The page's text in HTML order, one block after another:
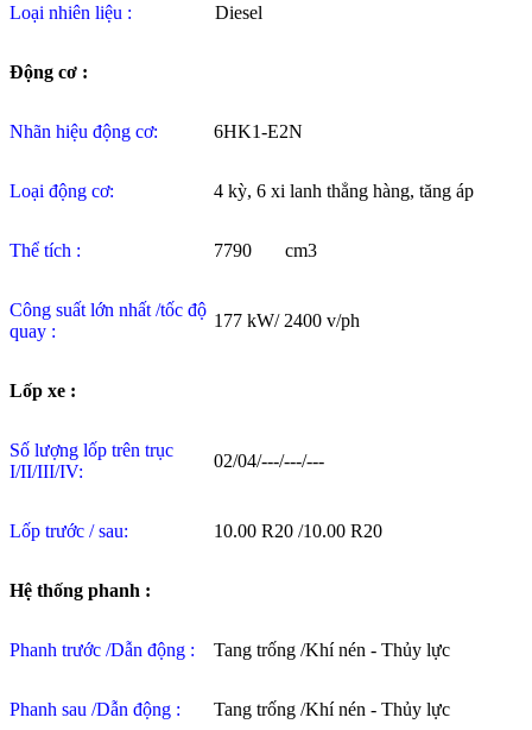
Loại nhiên liệu : Diesel
Động cơ :
Nhãn hiệu động cơ: 6HK1-E2N
Loại động cơ: 4 kỳ, 6 xi lanh thẳng hàng, tăng áp
Thể tích : 7790 cm3
Công suất lớn nhất /tốc độ
quay :
177 kW/ 2400 v/ph
Lốp xe :
Số lượng lốp trên trục
I/II/III/IV:
02/04/---/---/---
Lốp trước / sau: 10.00 R20 /10.00 R20
Hệ thống phanh :
Phanh trước /Dẫn động : Tang trống /Khí nén - Thủy lực
Phanh sau /Dẫn động : Tang trống /Khí nén - Thủy lực